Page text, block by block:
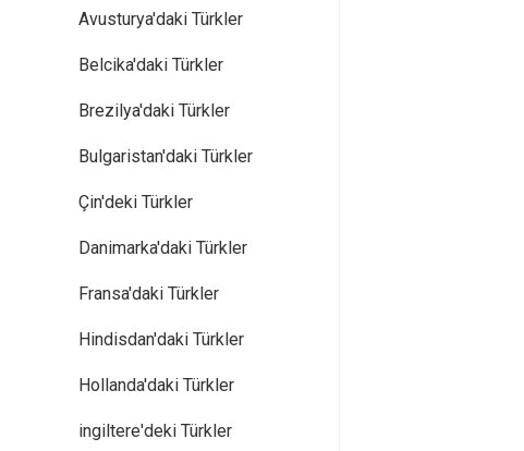
Avusturya'daki Türkler
Belcika'daki Türkler
Brezilya'daki Türkler
Bulgaristan'daki Türkler
Çin'deki Türkler
Danimarka'daki Türkler
Fransa'daki Türkler
Hindisdan'daki Türkler
Hollanda'daki Türkler
ingiltere'deki Türkler